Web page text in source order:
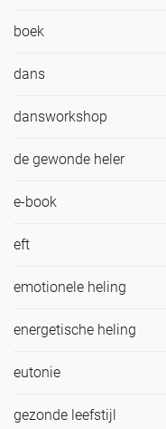
boek
dans
dansworkshop
de gewonde heler
e-book
eft
emotionele heling
energetische heling
eutonie
gezonde leefstijl